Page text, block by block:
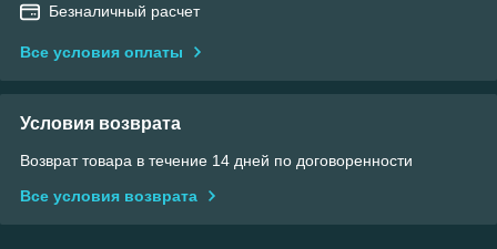
Безналичный расчет
Все условия оплаты
Условия возврата
Возврат товара в течение 14 дней по договоренности
Все условия возврата